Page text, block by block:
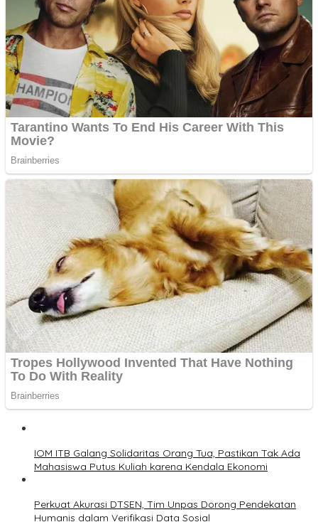
IOM ITB Galang Solidaritas Orang Tua, Pastikan Tak Ada
Mahasiswa Putus Kuliah karena Kendala Ekonomi
Perkuat Akurasi DTSEN, Tim Unpas Dorong Pendekatan
Humanis dalam Verifikasi Data Sosial